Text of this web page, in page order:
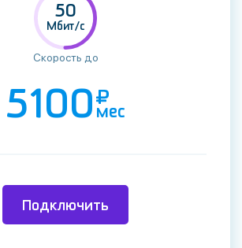
50
Мбит/c
Скорость до
5100 мес
Подключить